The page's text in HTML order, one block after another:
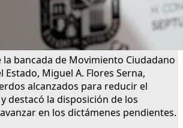
la bancada de Movimiento Ciudadano
Estado, Miguel A. Flores Serna,
alcanzados para reducir el
destacó la disposición de los
en los dictámenes pendientes.